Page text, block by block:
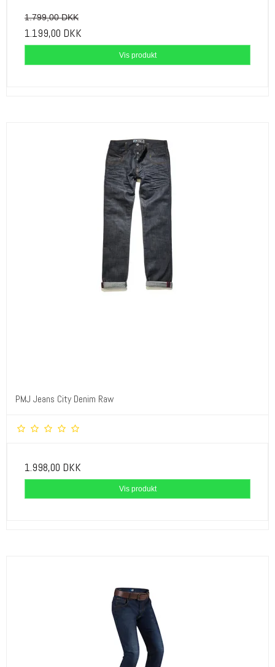
1.799,00 DKK
1.199,00 DKK
Vis produkt
PMJ Jeans City Denim Raw
1.998,00 DKK
Vis produkt